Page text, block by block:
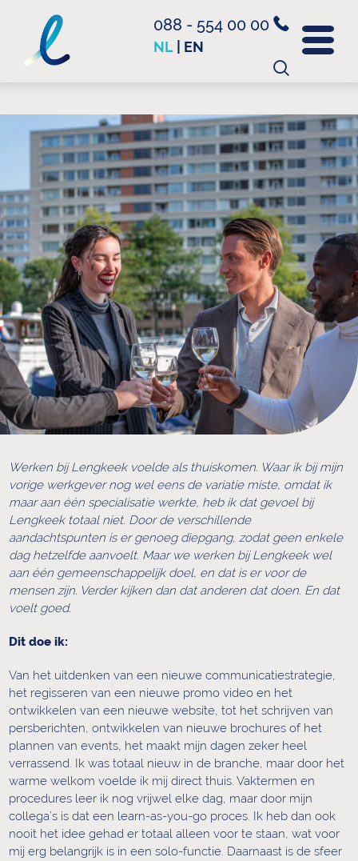
088 - 554 00 00
NL EN
WEER
Werken bij Lengkeek voelde als thuiskomen. Waar ik bij mijn
vorige werkgever nog wel eens de variatie miste, omdat ik
maar aan één specialisatie werkte, heb ik dat gevoel bij
Lengkeek totaal niet. Door de verschillende
aandachtspunten is er genoeg diepgang, zodat geen enkele
dag hetzelfde aanvoelt. Maar we werken bij Lengkeek wel
aan één gemeenschappelijk doel, en dat is er voor de
mensen zijn. Verder kijken dan dat anderen dat doen. En dat
voelt goed.
Dit doe ik:
Van het uitdenken van een nieuwe communicatiestrategie,
het regisseren van een nieuwe promo video en het
ontwikkelen van een nieuwe website, tot het schrijven van
persberichten, ontwikkelen van nieuwe brochures of het
plannen van events, het maakt mijn dagen zeker heel
verrassend. Ik was totaal nieuw in de branche, maar door het
warme welkom voelde ik mij direct thuis. Vaktermen en
procedures leer ik nog vrijwel elke dag, maar door mijn
collega’s is dat een learn-as-you-go proces. Ik heb dan ook
nooit het idee gehad er totaal alleen voor te staan, wat voor
mij erg belangrijk is in een solo-functie. Daarnaast is de sfeer